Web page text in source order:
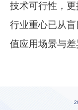
技术可行性，
行业重心已从
值应用场景与差